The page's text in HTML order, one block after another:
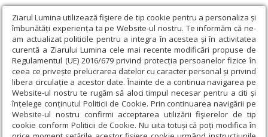
Ziarul Lumina utilizează fişiere de tip cookie pentru a personaliza și
îmbunătăți experiența ta pe Website-ul nostru. Te informăm că ne-
am actualizat politicile pentru a integra în acestea și în activitatea
curentă a Ziarului Lumina cele mai recente modificări propuse de
Regulamentul (UE) 2016/679 privind protecția persoanelor fizice în
ceea ce privește prelucrarea datelor cu caracter personal și privind
libera circulație a acestor date. Înainte de a continua navigarea pe
Website-ul nostru te rugăm să aloci timpul necesar pentru a citi și
înțelege conținutul Politicii de Cookie. Prin continuarea navigării pe
Website-ul nostru confirmi acceptarea utilizării fişierelor de tip
cookie conform Politicii de Cookie. Nu uita totuși că poți modifica în
Ziarul Lumina › Actualitate religioasă › An omagial › Sibiu, locul
în care s-a tipărit prima carte românească